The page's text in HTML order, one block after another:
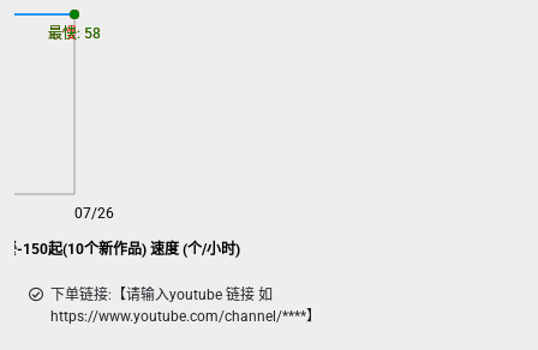
-150起(10个新作品) 速度 (个/小时)
07/26
最慢: 58
最快: 58
下单链接:【请输入youtube 链接 如
https://www.youtube.com/channel/****】